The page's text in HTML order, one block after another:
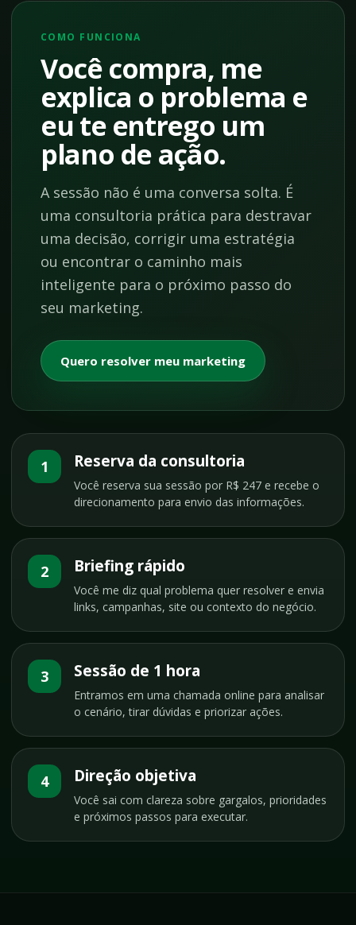
COMO FUNCIONA
Você compra, me
explica o problema e
eu te entrego um
plano de ação.
A sessão não é uma conversa solta. É
uma consultoria prática para destravar
uma decisão, corrigir uma estratégia
ou encontrar o caminho mais
inteligente para o próximo passo do
seu marketing.
Quero resolver meu marketing
1 Reserva da consultoria
Você reserva sua sessão por R$ 247 e recebe o
direcionamento para envio das informações.
2 Briefing rápido
Você me diz qual problema quer resolver e envia
links, campanhas, site ou contexto do negócio.
3 Sessão de 1 hora
Entramos em uma chamada online para analisar
o cenário, tirar dúvidas e priorizar ações.
4 Direção objetiva
Você sai com clareza sobre gargalos, prioridades
e próximos passos para executar.